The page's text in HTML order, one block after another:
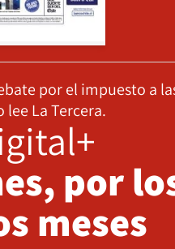
por el impuesto a
lee La Tercera.
por
meses